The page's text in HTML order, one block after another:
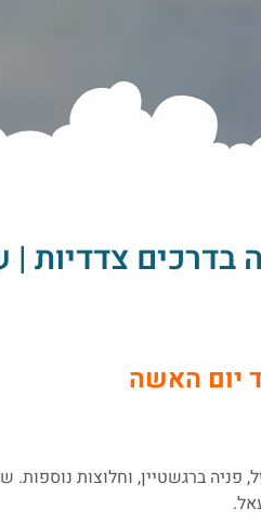
צדדיות |
יום האשה
ברגשטיין, וחלוצות נוספות.